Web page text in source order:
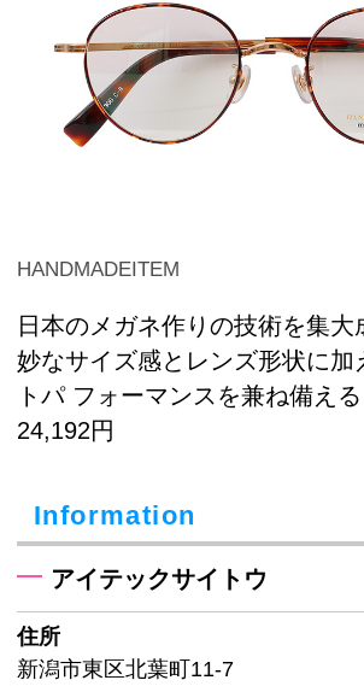
HANDMADEITEM
日本のメガネ作りの技術を集
妙なサイズ感とレンズ形状に加
トパ フォーマンスを兼ね備える
24,192円
Information
アイテックサイトウ
住所
新潟市東区北葉町11-7